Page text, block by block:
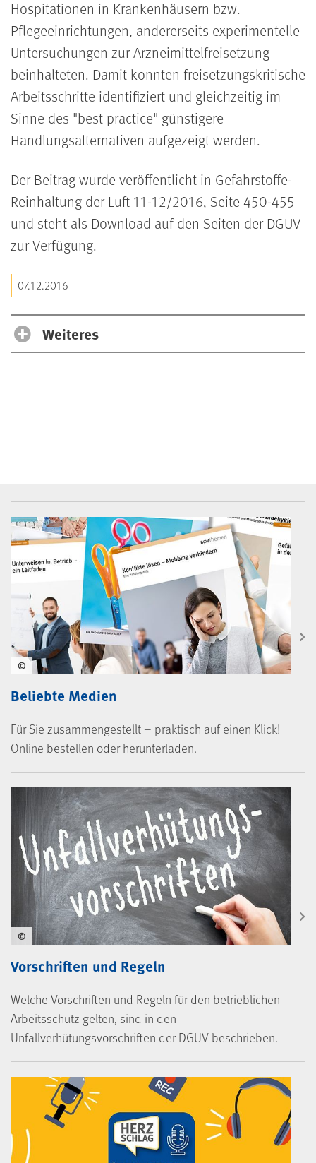
Hospitationen in Krankenhäusern bzw.
Pflegeeinrichtungen, andererseits experimentelle
Untersuchungen zur Arzneimittelfreisetzung
beinhalteten. Damit konnten freisetzungskritische
Arbeitsschritte identifiziert und gleichzeitig im
Sinne des "best practice" günstigere
Handlungsalternativen aufgezeigt werden.
Der Beitrag wurde veröffentlicht in Gefahrstoffe-
Reinhaltung der Luft 11-12/2016, Seite 450-455
und steht als Download auf den Seiten der DGUV
zur Verfügung.
07.12.2016
Weiteres
BGW-Mediencenter
Beliebte Medien
Für Sie zusammengestellt – praktisch auf einen Klick!
Online bestellen oder herunterladen.
©
Vorschriften und Regeln
Welche Vorschriften und Regeln für den betrieblichen
Arbeitsschutz gelten, sind in den
Unfallverhütungsvorschriften der DGUV beschrieben.
©